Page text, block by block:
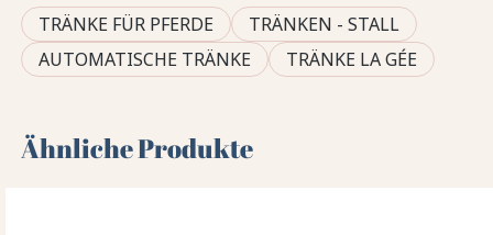
TRÄNKE FÜR PFERDE
TRÄNKEN - STALL
AUTOMATISCHE TRÄNKE
TRÄNKE LA GÉE
Ähnliche Produkte